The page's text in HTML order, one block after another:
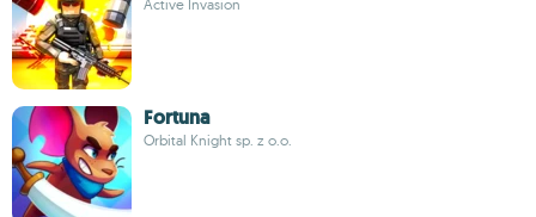
Active Invasion
Fortuna
Orbital Knight sp. z o.o.